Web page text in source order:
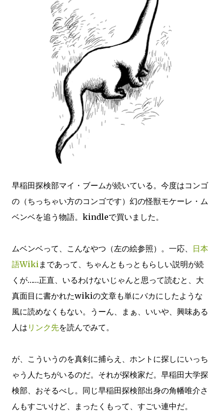
早稲田探検部マイ・ブームが続いている。今度はコンゴ
の（ちっちゃい方のコンゴです）幻の怪獣モケーレ・ム
ベンベを追う物語。kindleで買いました。
ムベンベって、こんなやつ（左の絵参照）。一応、 日本
語Wiki まであって、ちゃんともっともらしい説明が続
くが……正直、いるわけないじゃんと思って読むと、大
真面目に書かれたwikiの文章も単にバカにしたような
風に読めなくもない。うーん、まぁ、いいや、興味ある
人は リンク先を読んでみて。
が、こういうのを真剣に捕らえ、ホントに探しにいっち
ゃう人たちがいるのだ。それが探検家だ。早稲田大学探
検部、おそるべし。同じ早稲田探検部出身の角幡唯介さ
んもすごいけど、まったくもって、すごい連中だ。